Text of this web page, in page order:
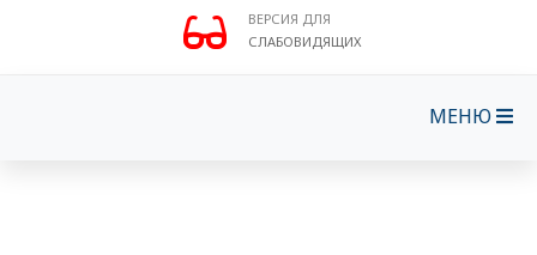
ВЕРСИЯ ДЛЯ
СЛАБОВИДЯЩИХ
МЕНЮ